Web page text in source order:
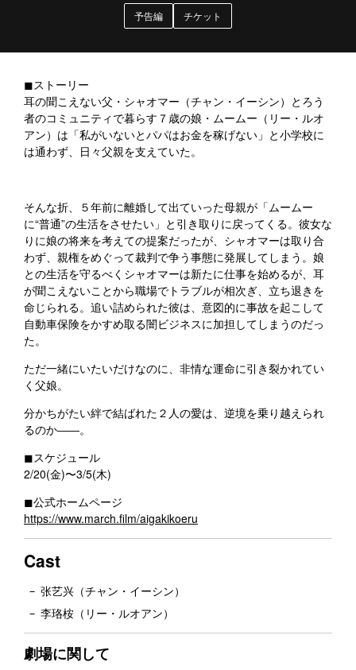
予告編 チケット
◼︎ストーリー
耳の聞こえない父・シャオマー（チャン・イーシン）とろう
者のコミュニティで暮らす７歳の娘・ムームー（リー・ルオ
アン）は「私がいないとパパはお金を稼げない」と小学校に
は通わず、日々父親を支えていた。
そんな折、５年前に離婚して出ていった母親が「ムームー
に“普通”の生活をさせたい」と引き取りに戻ってくる。彼女な
りに娘の将来を考えての提案だったが、シャオマーは取り合
わず、親権をめぐって裁判で争う事態に発展してしまう。娘
との生活を守るべくシャオマーは新たに仕事を始めるが、耳
が聞こえないことから職場でトラブルが相次ぎ、立ち退きを
命じられる。追い詰められた彼は、意図的に事故を起こして
自動車保険をかすめ取る闇ビジネスに加担してしまうのだっ
た。
ただ一緒にいたいだけなのに、非情な運命に引き裂かれてい
く父娘。
分かちがたい絆で結ばれた２人の愛は、逆境を乗り越えられ
るのか――。
◼︎スケジュール
2/20(金)〜3/5(木)
◼︎公式ホームページ
https://www.march.film/aigakikoeru
Cast
张艺兴（チャン・イーシン）
李珞桉（リー・ルオアン）
劇場に関して